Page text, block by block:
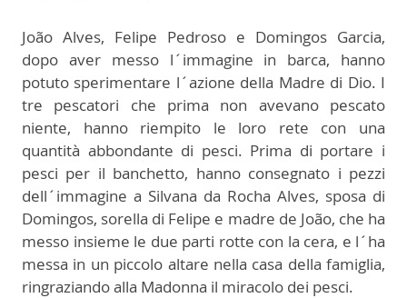
João Alves, Felipe Pedroso e Domingos Garcia,
dopo aver messo l´immagine in barca, hanno
potuto sperimentare l´azione della Madre di Dio. I
tre pescatori che prima non avevano pescato
niente, hanno riempito le loro rete con una
quantità abbondante di pesci. Prima di portare i
pesci per il banchetto, hanno consegnato i pezzi
dell´immagine a Silvana da Rocha Alves, sposa di
Domingos, sorella di Felipe e madre de João, che ha
messo insieme le due parti rotte con la cera, e l´ha
messa in un piccolo altare nella casa della famiglia,
ringraziando alla Madonna il miracolo dei pesci.